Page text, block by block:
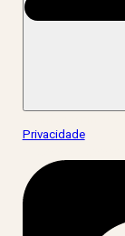
Privacidade.